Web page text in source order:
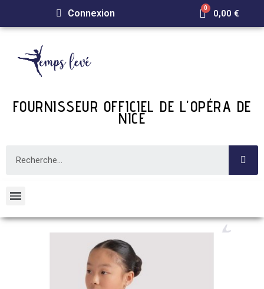
Connexion 0,00 €
FOURNISSEUR OFFICIEL DE L'OPÉRA DE
NICE